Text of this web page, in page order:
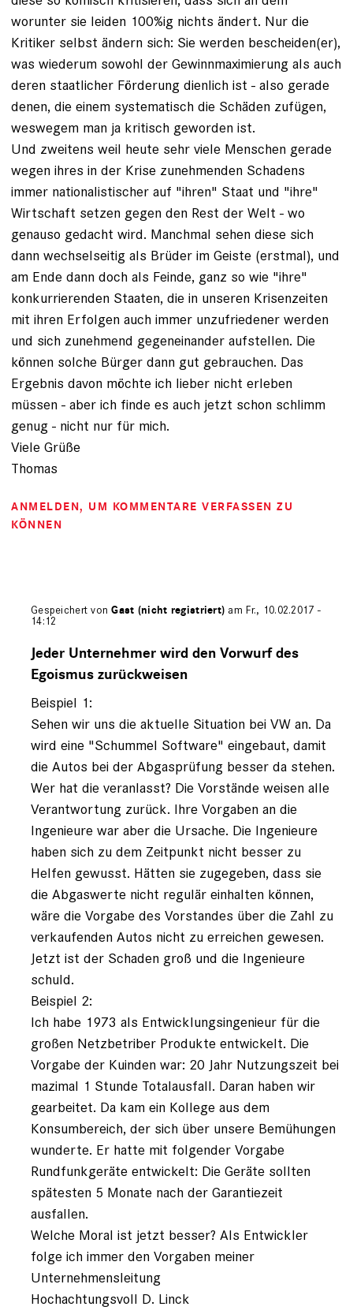
worunter sie leiden 100%ig nichts ändert. Nur die
Kritiker selbst ändern sich: Sie werden bescheiden(er),
was wiederum sowohl der Gewinnmaximierung als auch
deren staatlicher Förderung dienlich ist - also gerade
denen, die einem systematisch die Schäden zufügen,
weswegem man ja kritisch geworden ist.
Und zweitens weil heute sehr viele Menschen gerade
wegen ihres in der Krise zunehmenden Schadens
immer nationalistischer auf "ihren" Staat und "ihre"
Wirtschaft setzen gegen den Rest der Welt - wo
genauso gedacht wird. Manchmal sehen diese sich
dann wechselseitig als Brüder im Geiste (erstmal), und
am Ende dann doch als Feinde, ganz so wie "ihre"
konkurrierenden Staaten, die in unseren Krisenzeiten
mit ihren Erfolgen auch immer unzufriedener werden
und sich zunehmend gegeneinander aufstellen. Die
können solche Bürger dann gut gebrauchen. Das
Ergebnis davon möchte ich lieber nicht erleben
müssen - aber ich finde es auch jetzt schon schlimm
genug - nicht nur für mich.
Viele Grüße
Thomas
ANMELDEN, UM KOMMENTARE VERFASSEN ZU
KÖNNEN
Gespeichert vonGast (nicht registriert) am Fr., 10.02.2017 -
14:12
auf
von
Gast
(nicht
registriert)
Jeder Unternehmer wird den Vorwurf des
Egoismus zurückweisen
Beispiel 1:
Sehen wir uns die aktuelle Situation bei VW an. Da
wird eine "Schummel Software" eingebaut, damit
die Autos bei der Abgasprüfung besser da stehen.
Wer hat die veranlasst? Die Vorstände weisen alle
Verantwortung zurück. Ihre Vorgaben an die
Ingenieure war aber die Ursache. Die Ingenieure
haben sich zu dem Zeitpunkt nicht besser zu
Helfen gewusst. Hätten sie zugegeben, dass sie
die Abgaswerte nicht regulär einhalten können,
wäre die Vorgabe des Vorstandes über die Zahl zu
verkaufenden Autos nicht zu erreichen gewesen.
Jetzt ist der Schaden groß und die Ingenieure
schuld.
Beispiel 2:
Ich habe 1973 als Entwicklungsingenieur für die
großen Netzbetriber Produkte entwickelt. Die
Vorgabe der Kuinden war: 20 Jahr Nutzungszeit bei
mazimal 1 Stunde Totalausfall. Daran haben wir
gearbeitet. Da kam ein Kollege aus dem
Konsumbereich, der sich über unsere Bemühungen
wunderte. Er hatte mit folgender Vorgabe
Rundfunkgeräte entwickelt: Die Geräte sollten
spätesten 5 Monate nach der Garantiezeit
ausfallen.
Welche Moral ist jetzt besser? Als Entwickler
folge ich immer den Vorgaben meiner
Unternehmensleitung
Hochachtungsvoll D. Linck